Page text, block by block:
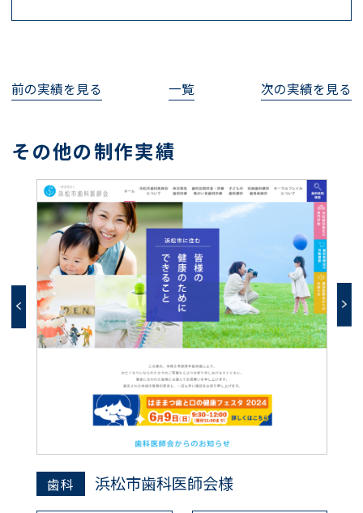
前の実績を見る 一覧 次の実績を見る
その他の制作実績
歯科 浜松市歯科医師会様